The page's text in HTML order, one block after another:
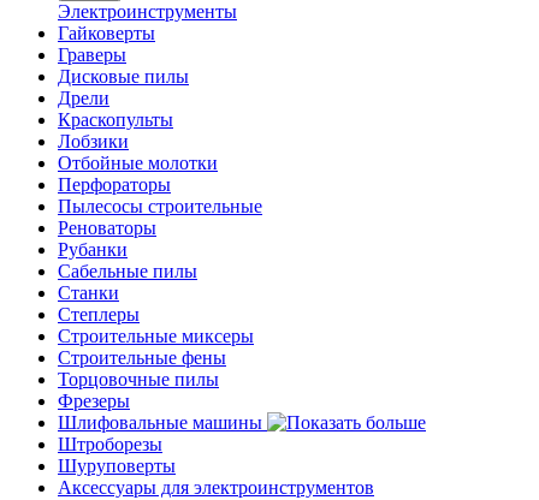
Электроинструменты
Гайковерты
Граверы
Дисковые пилы
Дрели
Краскопульты
Лобзики
Отбойные молотки
Перфораторы
Пылесосы строительные
Реноваторы
Рубанки
Сабельные пилы
Станки
Степлеры
Строительные миксеры
Строительные фены
Торцовочные пилы
Фрезеры
Шлифовальные машины
Штроборезы
Шуруповерты
Аксессуары для электроинструментов